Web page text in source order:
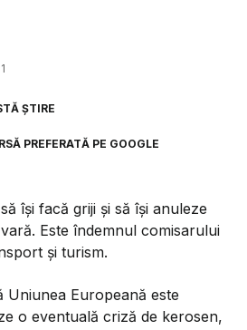
ȘTIRE
PREFERATĂ PE GOOGLE
își facă griji și să își anuleze
Este îndemnul comisarului
și turism.
Uniunea Europeană este
o eventuală criză de kerosen,